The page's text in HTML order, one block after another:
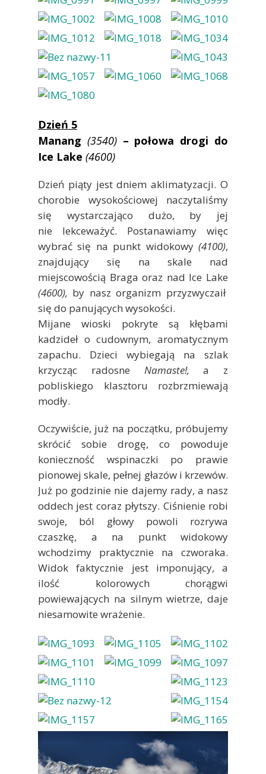
Dzień 5
Manang (3540)– połowa drogi do
Ice Lake (4600)
Dzień piąty jest dniem aklimatyzacji. O
chorobie wysokościowej naczytaliśmy
się wystarczająco dużo, by jej
nie lekceważyć. Postanawiamy więc
wybrać się na punkt widokowy(4100),
znajdujący się na skale nad
miejscowością Braga oraz nad Ice Lake
(4600), by nasz organizm przyzwyczaił
się do panujących wysokości.
Mijane wioski pokryte są kłębami
kadzideł o cudownym, aromatycznym
zapachu. Dzieci wybiegają na szlak
krzycząc radosne Namaste!,a z
pobliskiego klasztoru rozbrzmiewają
modły.
Oczywiście, już na początku, próbujemy
skrócić sobie drogę, co powoduje
konieczność wspinaczki po prawie
pionowej skale, pełnej głazów i krzewów.
Już po godzinie nie dajemy rady, a nasz
oddech jest coraz płytszy. Ciśnienie robi
swoje, ból głowy powoli rozrywa
czaszkę, a na punkt widokowy
wchodzimy praktycznie na czworaka.
Widok faktycznie jest imponujący, a
ilość kolorowych chorągwi
powiewających na silnym wietrze, daje
niesamowite wrażenie.